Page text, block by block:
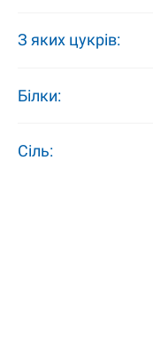
З яких цукрів:
Білки:
Сіль: